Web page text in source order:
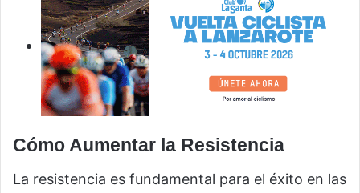
Cómo Aumentar la Resistencia
La resistencia es fundamental para el éxito en las